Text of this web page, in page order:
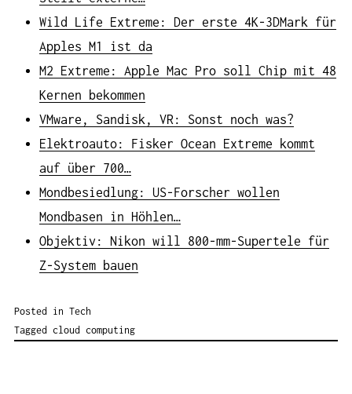
Wild Life Extreme: Der erste 4K-3DMark für
Apples M1 ist da
M2 Extreme: Apple Mac Pro soll Chip mit 48
Kernen bekommen
VMware, Sandisk, VR: Sonst noch was?
Elektroauto: Fisker Ocean Extreme kommt
auf über 700…
Mondbesiedlung: US-Forscher wollen
Mondbasen in Höhlen…
Objektiv: Nikon will 800-mm-Supertele für
Z-System bauen
Posted in Tech
Tagged cloud computing